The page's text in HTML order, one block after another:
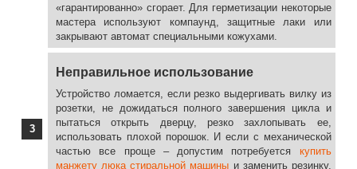
«гарантированно» сгорает. Для герметизации некоторые
мастера используют компаунд, защитные лаки или
закрывают автомат специальными кожухами.
Неправильное использование
Устройство ломается, если резко выдергивать вилку из
розетки, не дожидаться полного завершения цикла и
пытаться открыть дверцу, резко захлопывать ее,
использовать плохой порошок. И если с механической
частью все проще – допустим потребуется купить
манжету люка стиральной машины и заменить резинку,